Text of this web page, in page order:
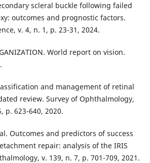
scleral buckle following failed
outcomes and prognostic factors.
v. 4, n. 1, p. 23-31, 2024.
World report on vision.
and management of retinal
review. Survey of Ophthalmology,
p. 623-640, 2020.
Outcomes and predictors of success
repair: analysis of the IRIS
v. 139, n. 7, p. 701-709, 2021.